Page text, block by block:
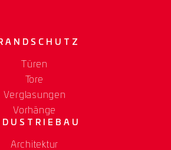
Türen
Tore
Verglasungen
Vorhänge
Architektur